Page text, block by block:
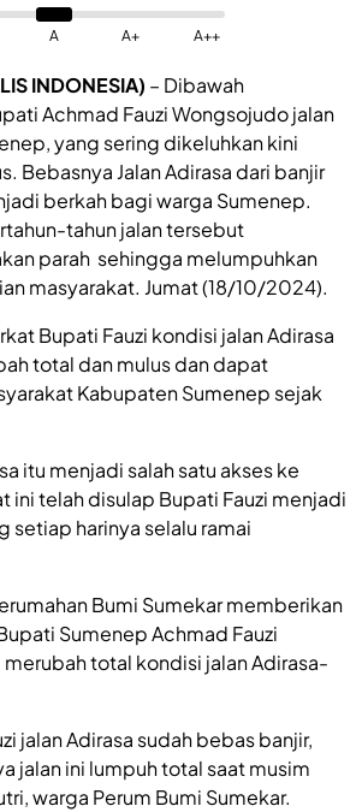
A A+ A++
INDONESIA) – Dibawah
Achmad Fauzi Wongsojudo jalan
yang sering dikeluhkan kini
Bebasnya Jalan Adirasa dari banjir
berkah bagi warga Sumenep.
tahun jalan tersebut
parah sehingga melumpuhkan
masyarakat. Jumat (18/10/2024).
Bupati Fauzi kondisi jalan Adirasa
total dan mulus dan dapat
Kabupaten Sumenep sejak
itu menjadi salah satu akses ke
ini telah disulap Bupati Fauzi menjadi
setiap harinya selalu ramai
Bumi Sumekar memberikan
Sumenep Achmad Fauzi
total kondisi jalan Adirasa-
jalan Adirasa sudah bebas banjir,
jalan ini lumpuh total saat musim
warga Perum Bumi Sumekar.